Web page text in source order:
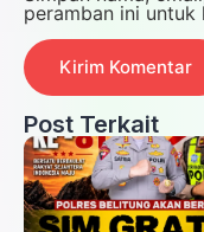
peramban ini
Post Terkait